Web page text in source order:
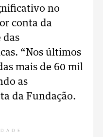
no
conta da
das
“Nos últimos
mais de 60 mil
as
da Fundação.